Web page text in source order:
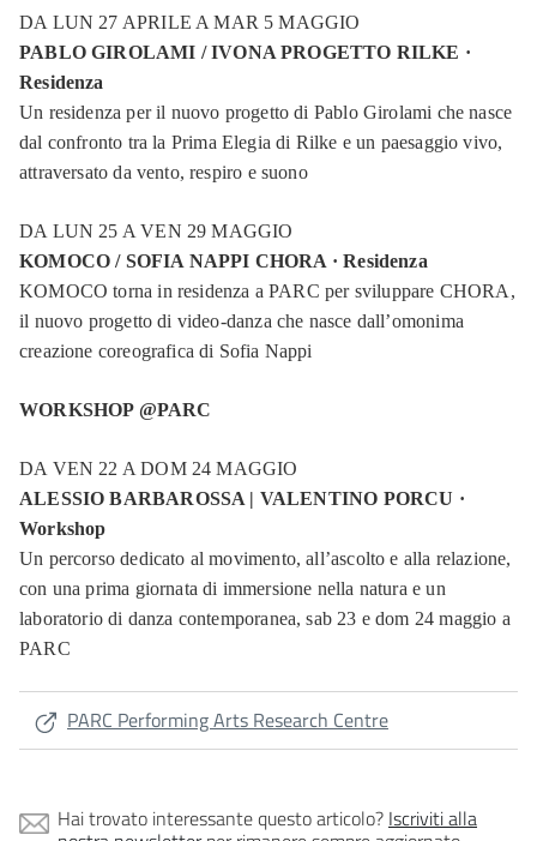
DA LUN 27 APRILE A MAR 5 MAGGIO
PABLO GIROLAMI / IVONA PROGETTO RILKE ·
Residenza
Un residenza per il nuovo progetto di Pablo Girolami che nasce
dal confronto tra la Prima Elegia di Rilke e un paesaggio vivo,
attraversato da vento, respiro e suono
DA LUN 25 A VEN 29 MAGGIO
KOMOCO / SOFIA NAPPI CHORA · Residenza
KOMOCO torna in residenza a PARC per sviluppare CHORA,
il nuovo progetto di video-danza che nasce dall’omonima
creazione coreografica di Sofia Nappi
WORKSHOP @PARC
DA VEN 22 A DOM 24 MAGGIO
ALESSIO BARBAROSSA | VALENTINO PORCU ·
Workshop
Un percorso dedicato al movimento, all’ascolto e alla relazione,
con una prima giornata di immersione nella natura e un
laboratorio di danza contemporanea, sab 23 e dom 24 maggio a
PARC
PARC Performing Arts Research Centre
Hai trovato interessante questo articolo? Iscriviti alla